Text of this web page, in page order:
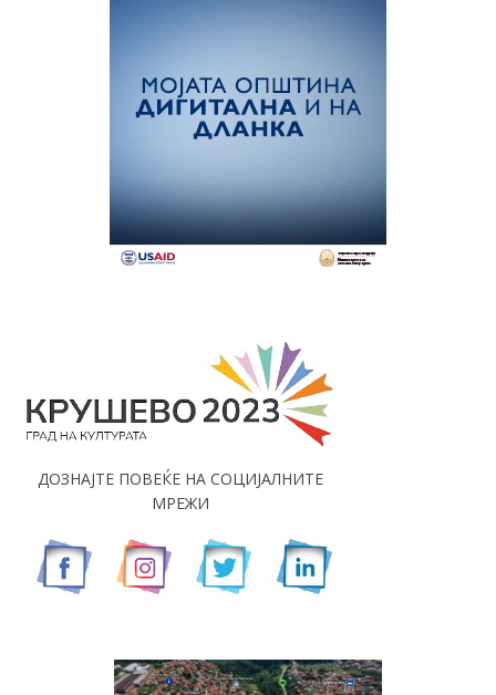
ДОЗНАЈТЕ ПОВЕЌЕ НА СОЦИЈАЛНИТЕ
МРЕЖИ